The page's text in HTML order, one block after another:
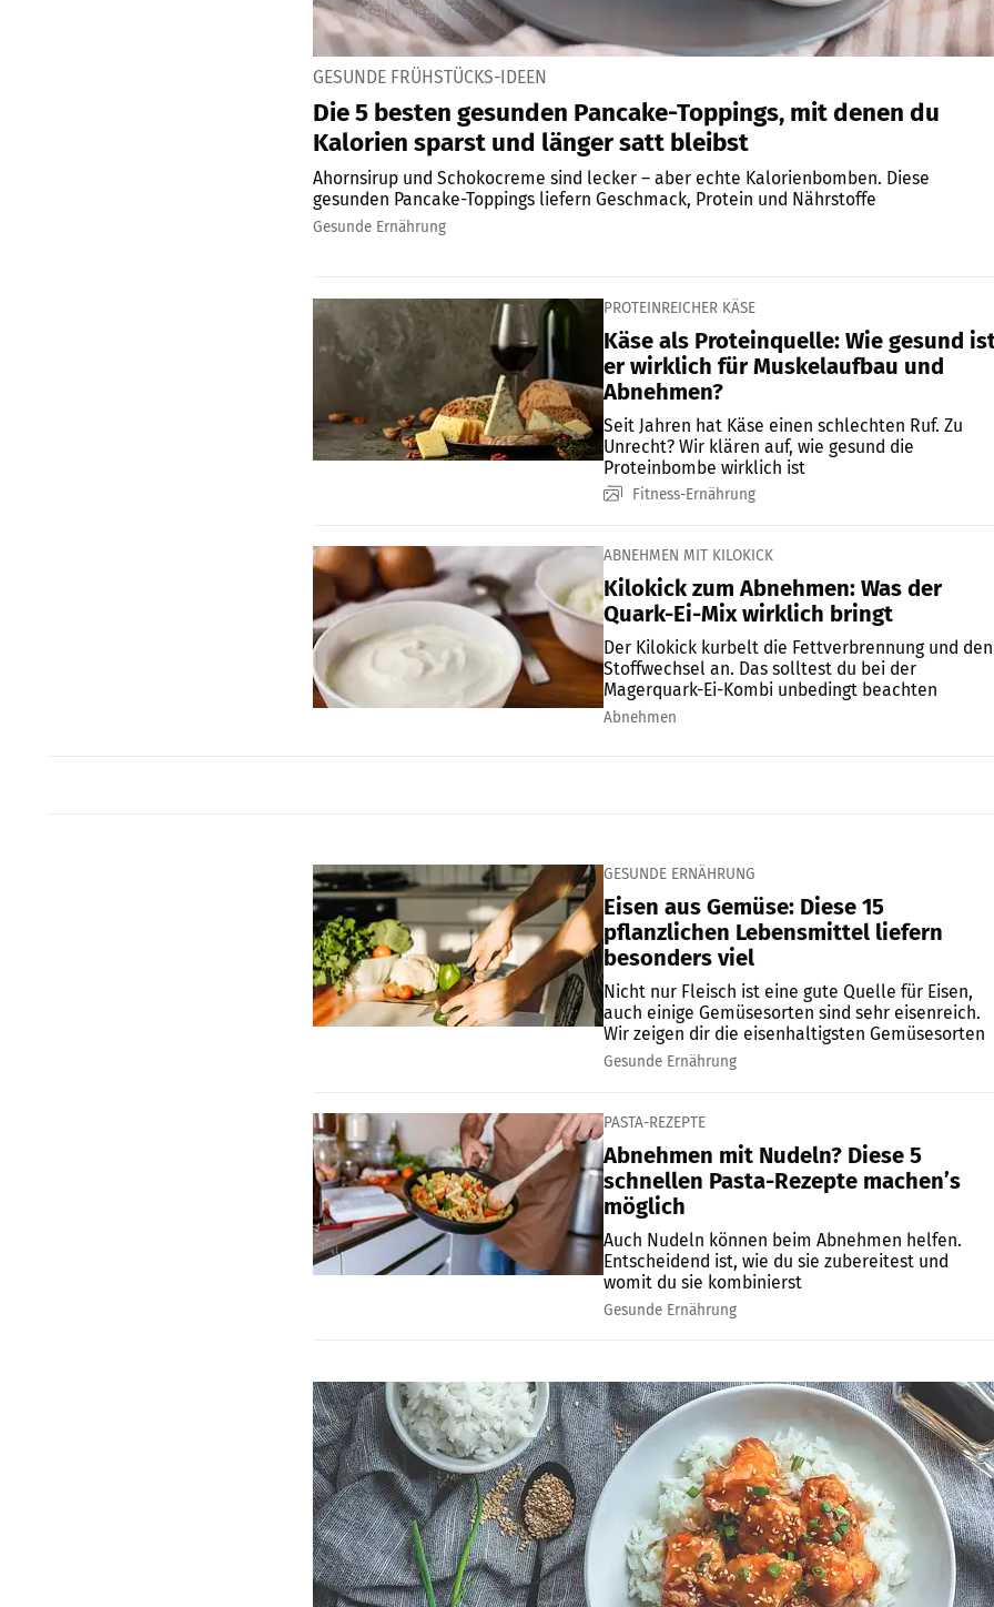
GESUNDE FRÜHSTÜCKS-IDEEN
Die 5 besten gesunden Pancake-Toppings, mit denen du
Kalorien sparst und länger satt bleibst
Ahornsirup und Schokocreme sind lecker – aber echte Kalorienbomben. Diese
gesunden Pancake-Toppings liefern Geschmack, Protein und Nährstoffe
Gesunde Ernährung
PROTEINREICHER KÄSE
Käse als Proteinquelle: Wie gesund
er wirklich für Muskelaufbau und
Abnehmen?
Seit Jahren hat Käse einen schlechten Ruf. Zu
Unrecht? Wir klären auf, wie gesund die
Proteinbombe wirklich ist
Fitness-Ernährung
ABNEHMEN MIT KILOKICK
Kilokick zum Abnehmen: Was der
Quark-Ei-Mix wirklich bringt
Der Kilokick kurbelt die Fettverbrennung und den
Stoffwechsel an. Das solltest du bei der
Magerquark-Ei-Kombi unbedingt beachten
Abnehmen
GESUNDE ERNÄHRUNG
Eisen aus Gemüse: Diese 15
pflanzlichen Lebensmittel liefern
besonders viel
Nicht nur Fleisch ist eine gute Quelle für Eisen,
auch einige Gemüsesorten sind sehr eisenreich.
Wir zeigen dir die eisenhaltigsten Gemüsesorten
Gesunde Ernährung
PASTA-REZEPTE
Abnehmen mit Nudeln? Diese 5
schnellen Pasta-Rezepte machen’s
möglich
Auch Nudeln können beim Abnehmen helfen.
Entscheidend ist, wie du sie zubereitest und
womit du sie kombinierst
Gesunde Ernährung